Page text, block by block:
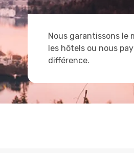
Nous garantissons le
les hôtels ou nous
différence.